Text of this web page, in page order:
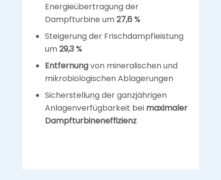
Energieübertragung der
Dampfturbine um27,6 %
Steigerung der Frischdampfleistung
um29,3 %
Entfernungvon mineralischen und
mikrobiologischen Ablagerungen
Sicherstellung der ganzjährigen
Anlagenverfügbarkeit bei maximaler
Dampfturbineneffizienz